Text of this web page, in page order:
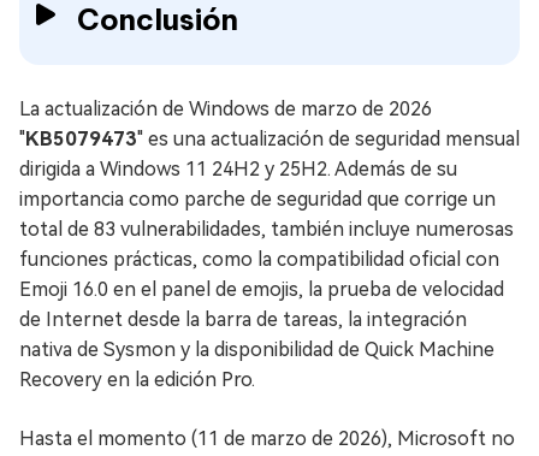
Conclusión
La actualización de Windows de marzo de 2026
"KB5079473" es una actualización de seguridad mensual
dirigida a Windows 11 24H2 y 25H2. Además de su
importancia como parche de seguridad que corrige un
total de 83 vulnerabilidades, también incluye numerosas
funciones prácticas, como la compatibilidad oficial con
Emoji 16.0 en el panel de emojis, la prueba de velocidad
de Internet desde la barra de tareas, la integración
nativa de Sysmon y la disponibilidad de Quick Machine
Recovery en la edición Pro.
Hasta el momento (11 de marzo de 2026), Microsoft no